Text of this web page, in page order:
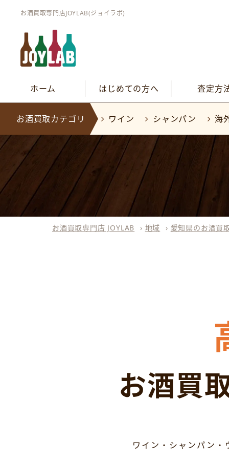
お酒買取専門店JOYLAB(ジョイラボ)
ホーム はじめての方へ 査定方
お酒買取カテゴリ ワイン シャンパン 海
お酒買取専門店 JOYLAB › 地域 › 愛知県のお酒買
お酒買
ワイン・シャンパン